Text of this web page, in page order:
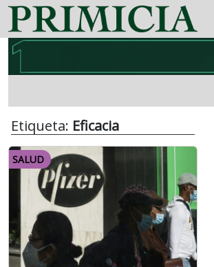
Etiqueta: Eficacia
SALUD